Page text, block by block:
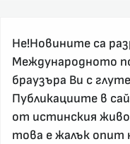
За реклама и връзка с
Контакт
Не!Новините са
Международното
браузъра Ви с
Публикациите в
от истинския
това е жалък опит